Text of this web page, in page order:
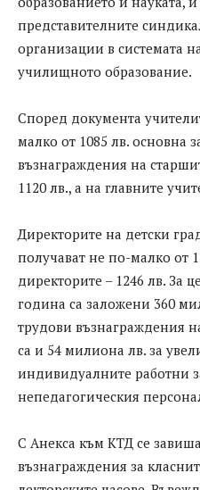
представителните
организации в системата
училищното образование.
Според документа
малко от 1085 лв. основна
възнаграждения на
1120 лв., а на главните
Директорите на детски
получават не по-малко от
директорите – 1246 лв. За
година са заложени 360
трудови възнаграждения
са и 54 милиона лв. за
индивидуалните работни
непедагогическия
С Анекса към КТД се
възнаграждения за